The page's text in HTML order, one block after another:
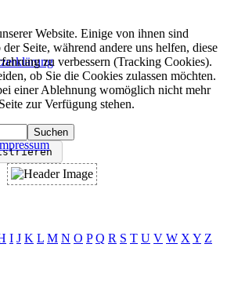
Suchen
I J K L M N O P Q R S T U V W XY Z
Website. Einige von ihnen sind
Seite, während andere uns helfen, diese
zu verbessern (Tracking Cookies).
ob Sie die Cookies zulassen möchten.
einer Ablehnung womöglich nicht mehr
zur Verfügung stehen.